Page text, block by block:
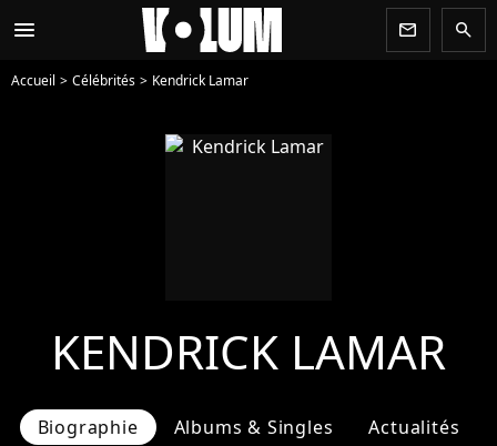
menu newsletter search
Accueil Célébrités Kendrick Lamar
KENDRICK LAMAR
Biographie Albums & Singles Actualités